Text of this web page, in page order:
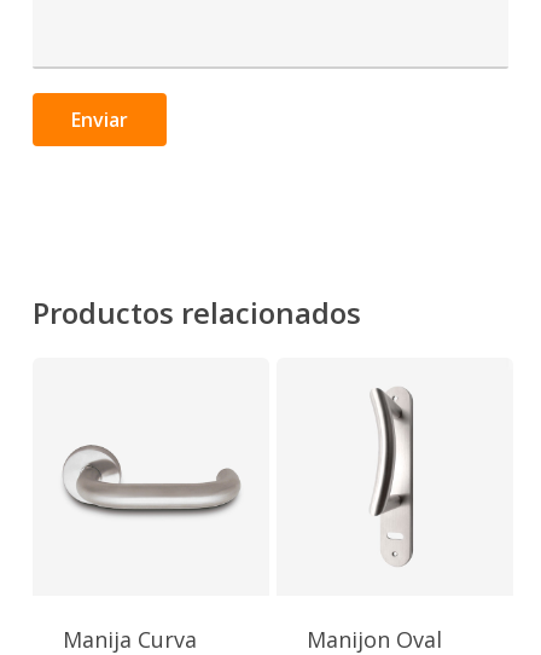
Enviar
Productos relacionados
Manija Curva Manijon Oval